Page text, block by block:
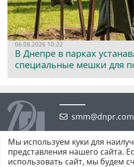
06.08.2026 10:22
В Днепре в парках
специальные мешки для
Мы используем куки для
представления нашего сайта.
использовать сайт, мы будем